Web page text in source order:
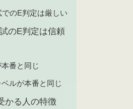
でのE判定は厳しい
のE判定は信頼
番と同じ
ルが本番と同じ
かる人の特徴